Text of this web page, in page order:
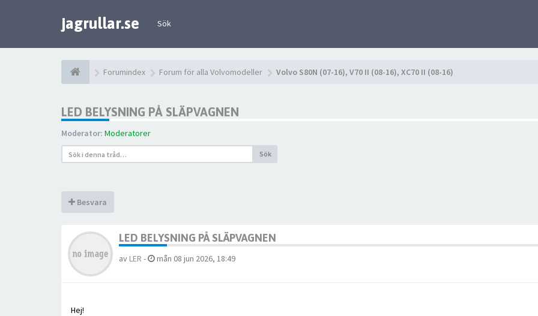
jagrullar.se Sök
Forumindex Forum för alla Volvomodeller Volvo S80N (07-16), V70 II (08-16), XC70 II (08-16)
LED BELYSNING PÅ SLÄPVAGNEN
Moderator: Moderatorer
Sök
Besvara
LED BELYSNING PÅ SLÄPVAGNEN
av LER - mån 08 jun 2026, 18:49
Hej!